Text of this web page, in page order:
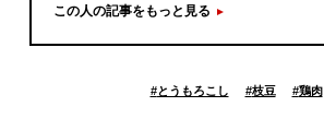
この人の記事をもっと見る
#とうもろこし #枝豆 #鶏肉